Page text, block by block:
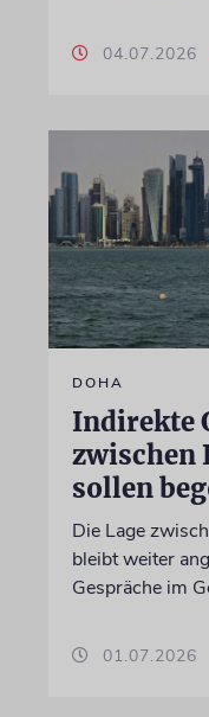
04.07.2026
DOHA
Indirekte
zwischen
sollen
Die Lage
bleibt weiter
Gespräche im
01.07.2026